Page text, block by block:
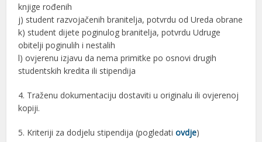
knjige rođenih
j) student razvojačenih branitelja, potvrdu od Ureda obrane
k) student dijete poginulog branitelja, potvrdu Udruge
obitelji poginulih i nestalih
l) ovjerenu izjavu da nema primitke po osnovi drugih
studentskih kredita ili stipendija
4. Traženu dokumentaciju dostaviti u originalu ili ovjerenoj
kopiji.
5. Kriteriji za dodjelu stipendija (pogledatiovdje)